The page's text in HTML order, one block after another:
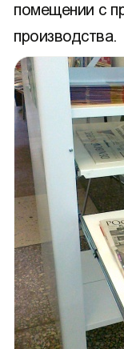
помещении с
производства.